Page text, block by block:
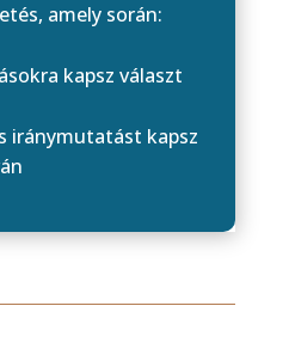
amely során:
kapsz választ
iránymutatást kapsz